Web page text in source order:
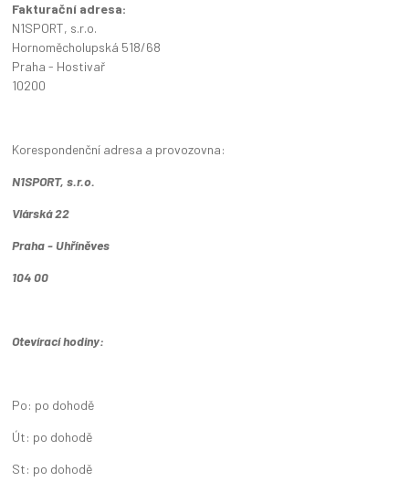
Fakturační adresa:
N1SPORT, s.r.o.
Hornoměcholupská 518/68
Praha - Hostivař
10200
Korespondenční adresa a provozovna:
N1SPORT, s.r.o.
Vlárská 22
Praha - Uhříněves
104 00
Otevírací hodiny:
Po: po dohodě
Út: po dohodě
St: po dohodě